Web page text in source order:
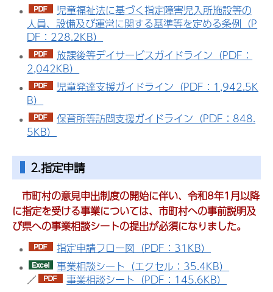
児童福祉法に基づく指定障害児入所施設等の
人員、設備及び運営に関する基準等を定める条例（P
DF：228.2KB）
放課後等デイサービスガイドライン（PDF：
2,042KB）
児童発達支援ガイドライン（PDF：1,942.5K
B）
保育所等訪問支援ガイドライン（PDF：848.
5KB）
2.指定申請
市町村の意見申出制度の開始に伴い、令和8年1月以降
に指定を受ける事業については、市町村への事前説明及
び県への事業相談シートの提出が必須になりました。
指定申請フロー図（PDF：31KB）
事業相談シート（エクセル：35.4KB）
／
事業相談シート（PDF：145.6KB）